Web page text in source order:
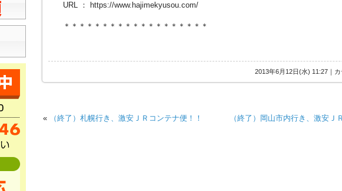
URL ： https://www.hajimekyusou.com/
＊＊＊＊＊＊＊＊＊＊＊＊＊＊＊＊＊＊＊
2013年6月12日(水) 11:27｜カ
« （終了）札幌行き、激安ＪＲコンテナ便！！ （終了）岡山市内行き、激安Ｊ